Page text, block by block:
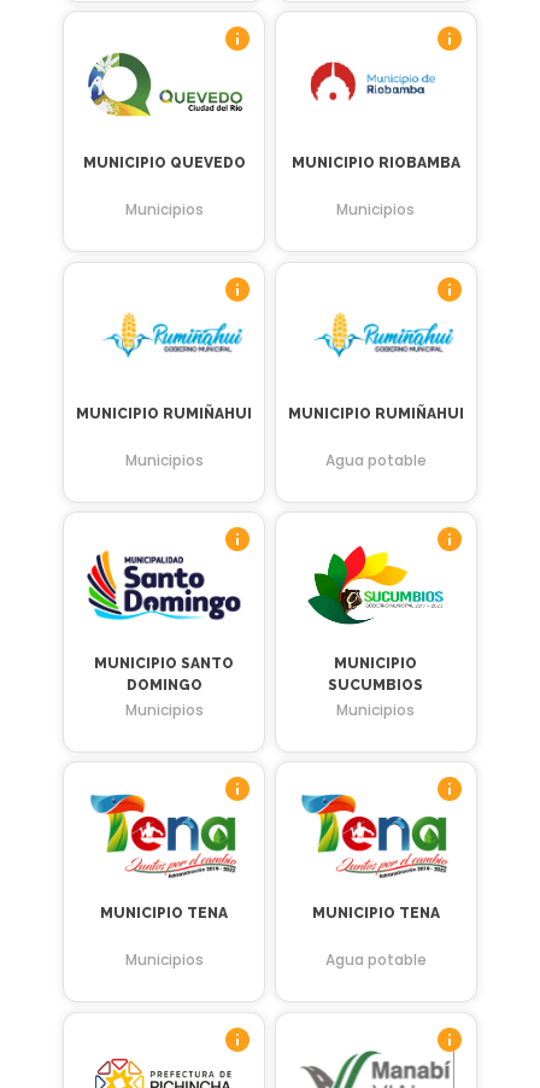
MUNICIPIO QUEVEDO
Municipios
MUNICIPIO RIOBAMBA
Municipios
MUNICIPIO RUMIÑAHUI
Municipios
MUNICIPIO RUMIÑAHUI
Agua potable
MUNICIPIO SANTO
DOMINGO
Municipios
MUNICIPIO
SUCUMBIOS
Municipios
MUNICIPIO TENA
Municipios
MUNICIPIO TENA
Agua potable